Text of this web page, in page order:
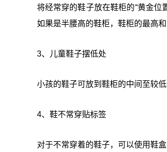
将经常穿的鞋子放在鞋柜的“黄金位
如果是半腰高的鞋柜，鞋柜的最高和
3、 儿童鞋子摆低处
小孩的鞋子可放到鞋柜的中间至较
4、 鞋不常穿贴标签
对于不常穿着的鞋子，可以使用鞋